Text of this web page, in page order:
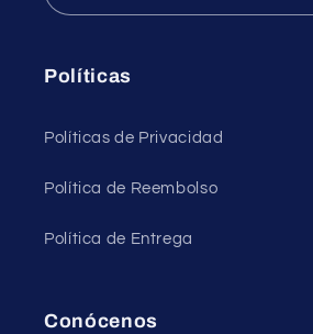
Políticas
Políticas de Privacidad
Política de Reembolso
Política de Entrega
Conócenos